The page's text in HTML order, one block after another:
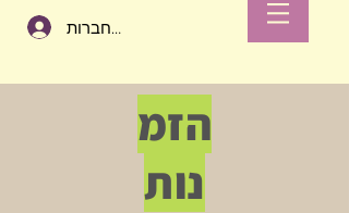
להתחברות
הזמ
נות